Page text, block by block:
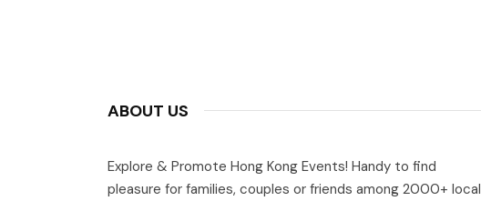
ABOUT US
Explore & Promote Hong Kong Events! Handy to find
pleasure for families, couples or friends among 2000+ local